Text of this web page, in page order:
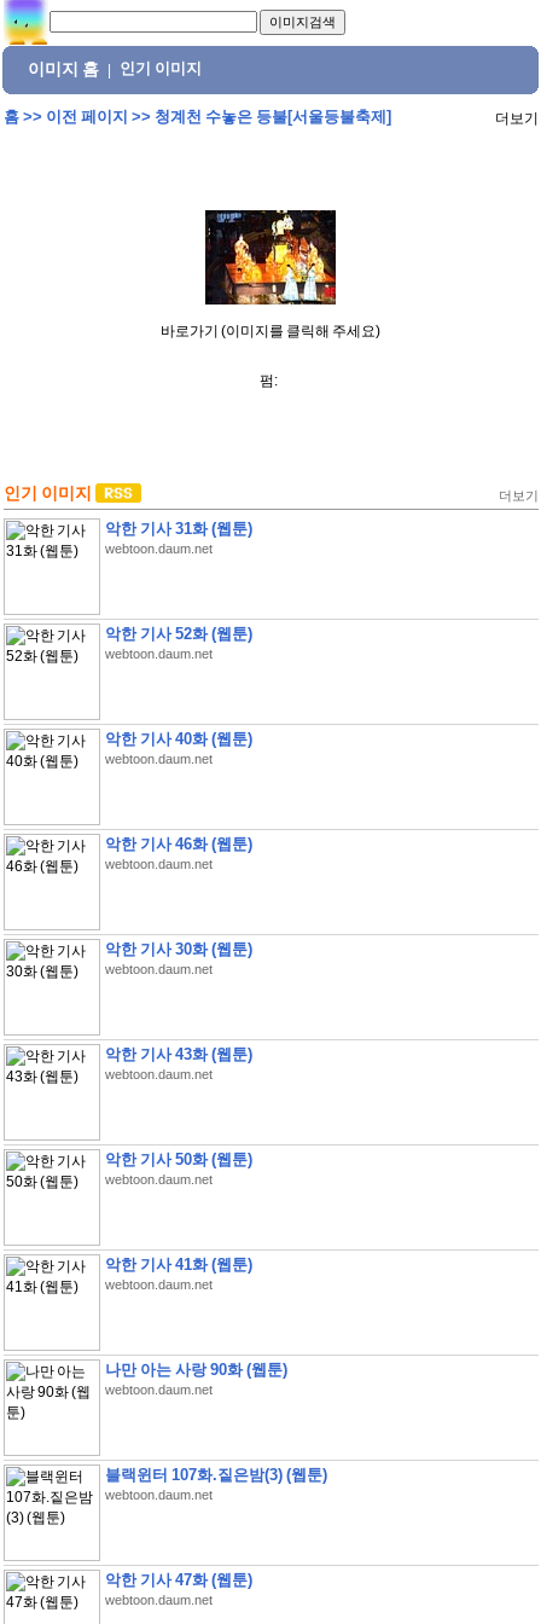
이미지 홈 인기 이미지
홈>> 이전 페이지 >> 청계천 수놓은 등불[서울등불축제] 더보기
바로가기 (이미지를 클릭해 주세요)
펌:
인기 이미지 더보기
악한 기사 31화 (웹툰)
webtoon.daum.net
악한 기사 52화 (웹툰)
webtoon.daum.net
악한 기사 40화 (웹툰)
webtoon.daum.net
악한 기사 46화 (웹툰)
webtoon.daum.net
악한 기사 30화 (웹툰)
webtoon.daum.net
악한 기사 43화 (웹툰)
webtoon.daum.net
악한 기사 50화 (웹툰)
webtoon.daum.net
악한 기사 41화 (웹툰)
webtoon.daum.net
나만 아는 사랑 90화 (웹툰)
webtoon.daum.net
블랙윈터 107화.짙은밤(3) (웹툰)
webtoon.daum.net
악한 기사 47화 (웹툰)
webtoon.daum.net